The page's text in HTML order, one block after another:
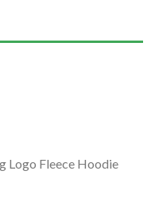
Logo Fleece Hoodie